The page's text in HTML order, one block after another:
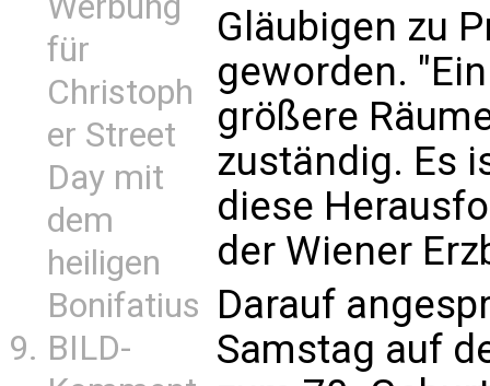
für
Christoph
er Street
Day mit
dem
heiligen
Bonifatius
BILD-
Gläubigen zu
geworden.
größere
zuständig. Es
diese
der Wiener
Darauf
Samstag auf